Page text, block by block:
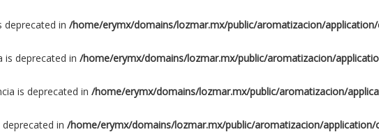
deprecated in /home/erymx/domains/lozmar.mx/public/aromatizacion/application/
is deprecated in /home/erymx/domains/lozmar.mx/public/aromatizacion/
is deprecated in /home/erymx/domains/lozmar.mx/public/aromatizacion/
in /home/erymx/domains/lozmar.mx/public/aromatizacion/application/